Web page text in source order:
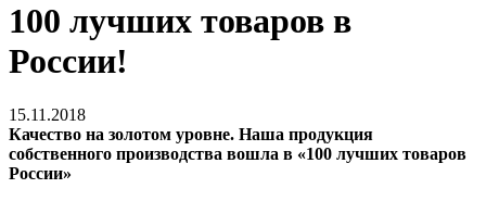
100 лучших товаров в
России!
15.11.2018
Качество на золотом уровне. Наша продукция
собственного производства вошла в «100 лучших товаров
России»